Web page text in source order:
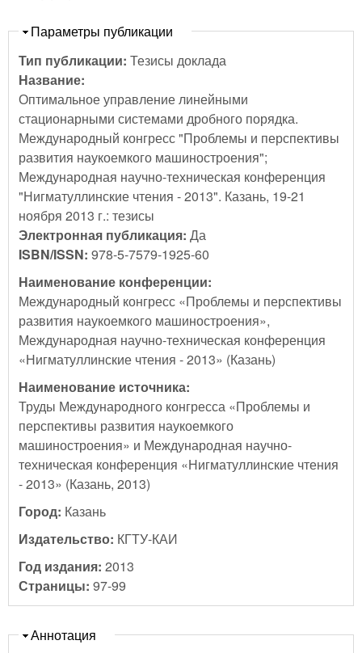
Скрыть
Параметры публикации
Тип публикации: Тезисы доклада
Название:
Оптимальное управление линейными
стационарными системами дробного порядка.
Международный конгресс "Проблемы и перспективы
развития наукоемкого машиностроения";
Международная научно-техническая конференция
"Нигматуллинские чтения - 2013". Казань, 19-21
ноября 2013 г.: тезисы
Электронная публикация: Да
ISBN/ISSN: 978-5-7579-1925-60
Наименование конференции:
Международный конгресс «Проблемы и перспективы
развития наукоемкого машиностроения»,
Международная научно-техническая конференция
«Нигматуллинские чтения - 2013» (Казань)
Наименование источника:
Труды Международного конгресса «Проблемы и
перспективы развития наукоемкого
машиностроения» и Международная научно-
техническая конференция «Нигматуллинские чтения
- 2013» (Казань, 2013)
Город: Казань
Издательство: КГТУ-КАИ
Год издания: 2013
Страницы: 97-99
Скрыть
Аннотация